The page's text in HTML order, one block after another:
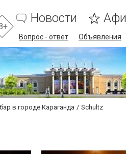
Новости
Вопрос - ответ Объявления
в городе Караганда Schultz